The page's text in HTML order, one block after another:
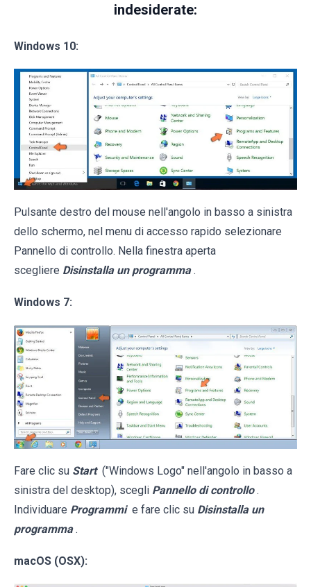
indesiderate:
Windows 10:
Pulsante destro del mouse nell'angolo in basso a sinistra
dello schermo, nel menu di accesso rapido selezionare
Pannello di controllo. Nella finestra aperta
scegliere Disinstalla un programma .
Windows 7:
Fare clic su Start ("Windows Logo" nell'angolo in basso a
sinistra del desktop), scegli Pannello di controllo .
Individuare Programmi e fare clic su Disinstalla un
programma .
macOS (OSX):